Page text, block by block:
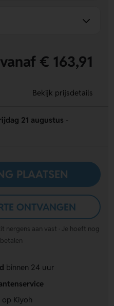
vanaf € 163,91
Bekijk prijsdetails
21 augustus
PLAATSEN
ONTVANGEN
nergens aan vast · Je hoeft nog
binnen 24 uur
op Kiyoh